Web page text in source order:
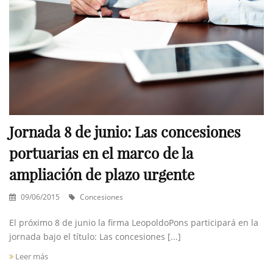
Jornada 8 de junio: Las concesiones
portuarias en el marco de la
ampliación de plazo urgente
09/06/2015 Concesiones
El próximo 8 de junio la firma LeopoldoPons participará en la
jornada bajo el título: Las concesiones [...]
Leer más